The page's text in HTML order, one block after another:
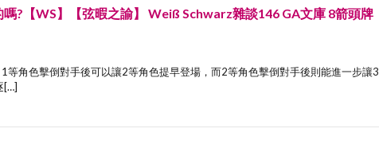
?【WS】【弦暇之諭】 Weiß Schwarz雜談146 GA文庫 8箭頭牌
等角色擊倒對手後可以讓2等角色提早登場，而2等角色擊倒對手後則能進一步讓3
[…]